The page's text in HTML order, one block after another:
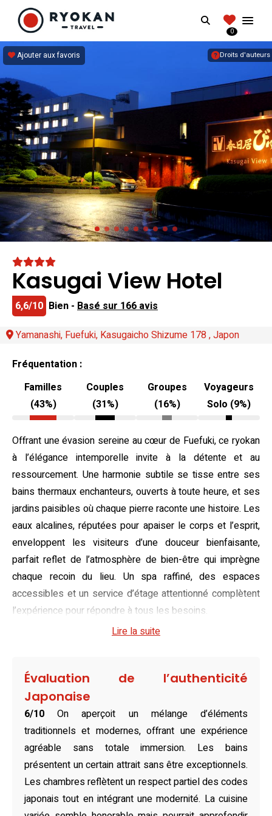
RYOKANTRAVEL
Vivez l'expérience authentique d'un Ryokan
Search
0
Droits d'auteurs
Ajouter aux favoris
Kasugai View Hotel
6,6/10 Bien - Basé sur 166 avis
Yamanashi, Fuefuki, Kasugaicho Shizume 178 , Japon
Fréquentation :
Familles
(43%)
Couples
(31%)
Groupes
(16%)
Voyageurs
Solo (9%)
Offrant une évasion sereine au cœur de Fuefuki, ce ryokan
à l’élégance intemporelle invite à la détente et au
ressourcement. Une harmonie subtile se tisse entre ses
bains thermaux enchanteurs, ouverts à toute heure, et ses
jardins paisibles où chaque pierre raconte une histoire. Les
eaux alcalines, réputées pour apaiser le corps et l’esprit,
enveloppent les visiteurs d’une douceur bienfaisante,
parfait reflet de l’atmosphère de bien-être qui imprègne
chaque recoin du lieu. Un spa raffiné, des espaces
accessibles et un service d’étage attentionné complètent
l’expérience pour répondre à tous les besoins.
Naturellement conçues dans le pur style japonais, les
mêle à des détails traditionnels élégants. Une lumière
douce caresse les parois coulissantes, tandis que le
confort des futons ou des lits occidentaux accompagne
chaque nuit de quiétude. Ces espaces, alliant charme
classique et commodités modernes, offrent un refuge
parfait pour savourer une tasse de thé vert et des
collations, en admirant la beauté environnante.
Delectable et variés, les plaisirs culinaires s’invitent dans
Lire la suite
Évaluation de l’authenticité
Japonaise
6/10
On aperçoit un mélange d’éléments
traditionnels et modernes, offrant une expérience
agréable sans totale immersion. Les bains
présentent un certain attrait sans être exceptionnels.
Les chambres reflètent un respect partiel des codes
japonais tout en intégrant une modernité. La cuisine